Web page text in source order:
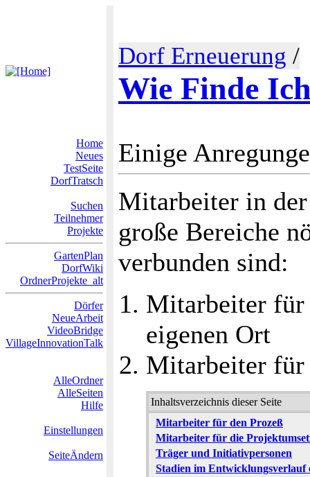
Dorf Erneuerung /
Wie Finde
Home
Neues
TestSeite
DorfTratsch
Suchen
Teilnehmer
Projekte
GartenPlan
DorfWiki
OrdnerProjekte_alt
Dörfer
NeueArbeit
VideoBridge
VillageInnovationTalk
AlleOrdner
AlleSeiten
Hilfe
Einstellungen
SeiteÄndern
Einige
Mitarbeiter in
große Bereiche
verbunden sind:
Mitarbeiter für
eigenen Ort
Mitarbeiter für
Inhaltsverzeichnis dieser Seite
Mitarbeiter für den Prozeß
Mitarbeiter für die
Träger und Initiativpersonen
Stadien im Entwicklungsverlauf